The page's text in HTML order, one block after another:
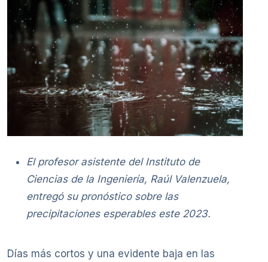
El profesor asistente del Instituto de
Ciencias de la Ingeniería, Raúl Valenzuela,
entregó su pronóstico sobre las
precipitaciones esperables este 2023.
Días más cortos y una evidente baja en las